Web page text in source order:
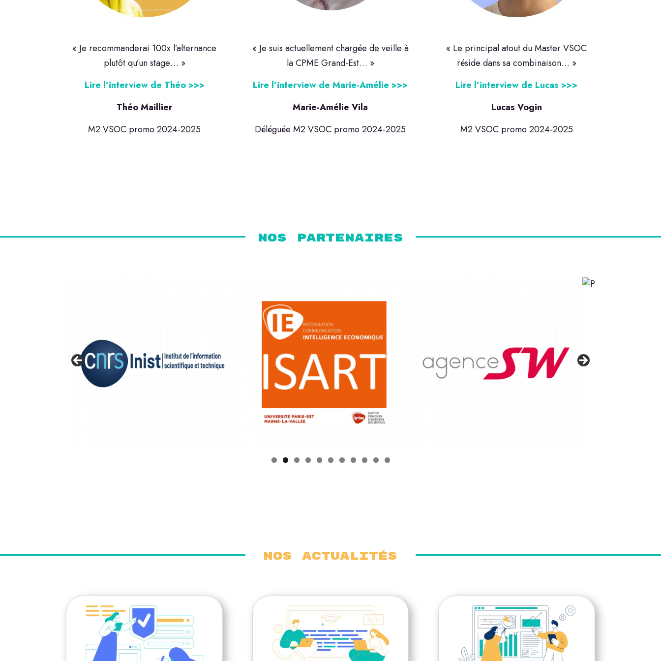
« Je recommanderai 100x l’alternance
plutôt qu’un stage… »
Lire l’interview de Théo >>>
Théo Maillier
M2 VSOC promo 2024-2025
« Je suis actuellement chargée de veille à
la CPME Grand-Est… »
Lire l’interview de Marie-Amélie >>>
Marie-Amélie Vila
Déléguée M2 VSOC promo 2024-2025
« Le principal atout du Master VSOC
réside dans sa combinaison… »
Lire l’interview de Lucas >>>
Lucas Vogin
M2 VSOC promo 2024-2025
Nos partenaires
NOS ACTUALItés